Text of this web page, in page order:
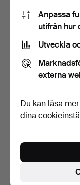
VÄGGUR, troligen
1800-tal.
Klubbades 17 nov 2023
5 bud
Anpassa
utifrån hur
Utveckla
externa
Du kan läsa
dina